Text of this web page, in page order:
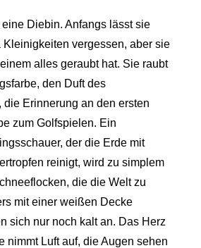
Diebin. Anfangs lässt sie
vergessen, aber sie
alles geraubt hat. Sie raubt
den Duft des
die Erinnerung an den ersten
zum Golfspielen. Ein
der die Erde mit
reinigt, wird zu simplem
die die Welt zu
mit einer weißen Decke
sich nur noch kalt an. Das Herz
nimmt Luft auf, die Augen sehen